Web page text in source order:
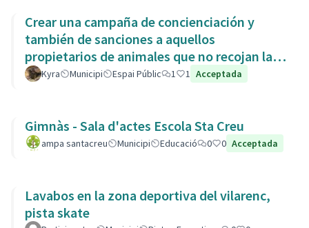
Crear una campaña de concienciación y
también de sanciones a aquellos
propietarios de animales que no recojan las
heces de las aceras. Es responsabili
Kyra Municipi Espai Públic 1 1 Acceptada
Gimnàs - Sala d'actes Escola Sta Creu
ampa santacreu Municipi Educació 0 0 Acceptada
Lavabos en la zona deportiva del vilarenc,
pista skate